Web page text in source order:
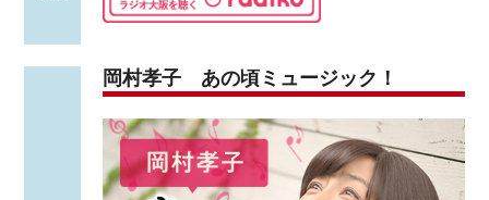
岡村孝子 あの頃ミュージック！